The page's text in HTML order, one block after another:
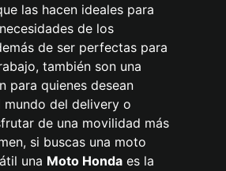
las hacen ideales para
de los
de ser perfectas para
también son una
para quienes desean
mundo del delivery o
de una movilidad más
si buscas una moto
una Moto Honda es la